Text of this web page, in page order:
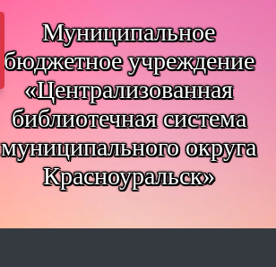
Муниципальное
бюджетное учреждение
«Централизованная
библиотечная система
муниципального округа
Красноуральск»